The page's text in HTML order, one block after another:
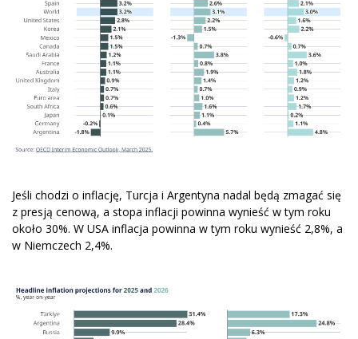
Jeśli chodzi o inflację, Turcja i Argentyna nadal będą zmagać się
z presją cenową, a stopa inflacji powinna wynieść w tym roku
około 30%. W USA inflacja powinna w tym roku wynieść 2,8%, a
w Niemczech 2,4%.